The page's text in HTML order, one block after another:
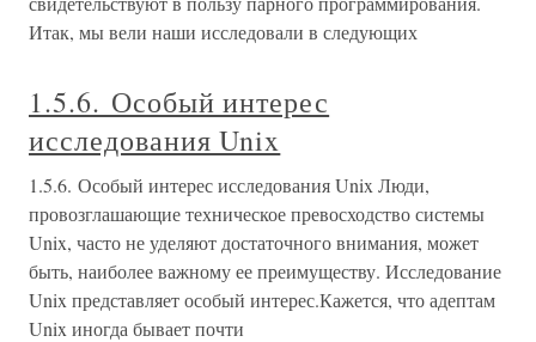
Итак, мы вели наши исследовали в следующих
1.5.6. Особый интерес
исследования Unix
1.5.6. Особый интерес исследования Unix Люди,
провозглашающие техническое превосходство системы
Unix, часто не уделяют достаточного внимания, может
быть, наиболее важному ее преимуществу. Исследование
Unix представляет особый интерес.Кажется, что адептам
Unix иногда бывает почти